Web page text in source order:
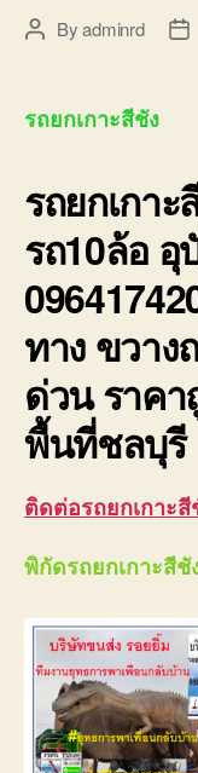
PostByadminrd
รถยกเกาะสีชัง
รถยกเกา
รถ10ล้อ อุ
ทาง ขวาง
ด่วน ราคา
พื้นที่ชลบุรี
ติดต่อรถยกเกาะสี
พิกัดรถยกเกาะสีชั